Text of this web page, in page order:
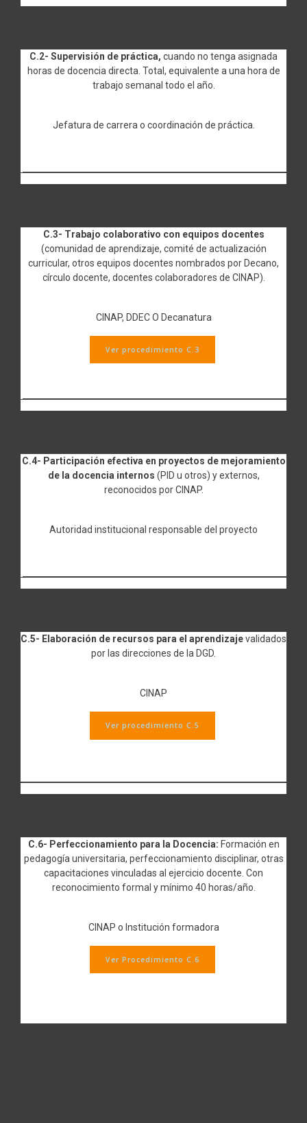
C.2- Supervisión de práctica, cuando no tenga asignada
horas de docencia directa. Total, equivalente a una hora de
trabajo semanal todo el año.
Jefatura de carrera o coordinación de práctica.
C.3- Trabajo colaborativo con equipos docentes
(comunidad de aprendizaje, comité de actualización
curricular, otros equipos docentes nombrados por Decano,
círculo docente, docentes colaboradores de CINAP).
CINAP, DDEC O Decanatura
Ver procedimiento C.3
C.4- Participación efectiva en proyectos de mejoramiento
de la docencia internos (PID u otros) y externos,
reconocidos por CINAP.
Autoridad institucional responsable del proyecto
C.5- Elaboración de recursos para el aprendizajevalidados
por las direcciones de la DGD.
CINAP
Ver procedimiento C.5
C.6- Perfeccionamiento para la Docencia: Formación en
pedagogía universitaria, perfeccionamiento disciplinar, otras
capacitaciones vinculadas al ejercicio docente. Con
reconocimiento formal y mínimo 40 horas/año.
CINAP o Institución formadora
Ver Procedimiento C.6